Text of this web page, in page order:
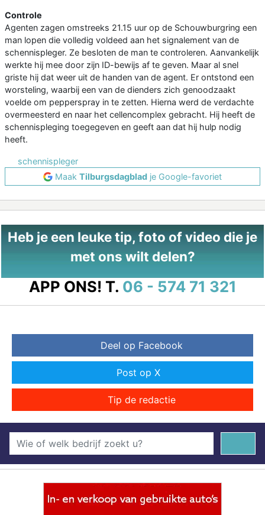
Controle
Agenten zagen omstreeks 21.15 uur op de Schouwburgring een
man lopen die volledig voldeed aan het signalement van de
schennispleger. Ze besloten de man te controleren. Aanvankelijk
werkte hij mee door zijn ID-bewijs af te geven. Maar al snel
griste hij dat weer uit de handen van de agent. Er ontstond een
worsteling, waarbij een van de dienders zich genoodzaakt
voelde om pepperspray in te zetten. Hierna werd de verdachte
overmeesterd en naar het cellencomplex gebracht. Hij heeft de
schennispleging toegegeven en geeft aan dat hij hulp nodig
heeft.
schennispleger
Maak Tilburgsdagblad je Google-favoriet
Heb je een leuke tip, foto of video die je
met ons wilt delen?
APP ONS! T. 06 - 574 71 321
Deel op Facebook
Post op X
Tip de redactie